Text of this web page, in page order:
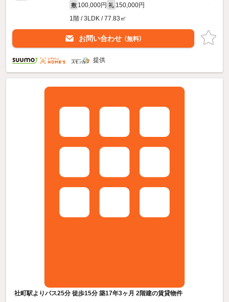
敷 100,000円 礼 150,000円
1階 / 3LDK / 77.83㎡
お問い合わせ （無料）
提供
社町駅よりバス25分 徒歩15分 築17年3ヶ月 2階建の賃貸物件